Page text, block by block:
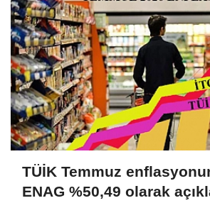
TÜİK Temmuz
ENAG %50,49 olarak